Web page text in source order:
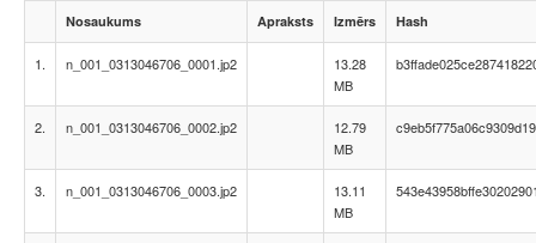
Nosaukums Apraksts Izmērs Hash
1. n_001_0313046706_0001.jp2
13.28
MB
2. n_001_0313046706_0002.jp2
12.79
MB
3. n_001_0313046706_0003.jp2
13.11
MB